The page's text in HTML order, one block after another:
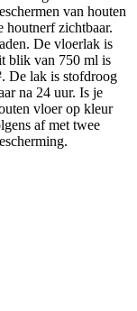
van houten
houtnerf zichtbaar.
De vloerlak is
blik van 750 ml is
De lak is stofdroog
na 24 uur. Is je
vloer op kleur
af met twee